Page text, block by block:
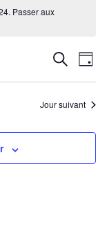
Passer aux
et
de
Jour
Jour suivant